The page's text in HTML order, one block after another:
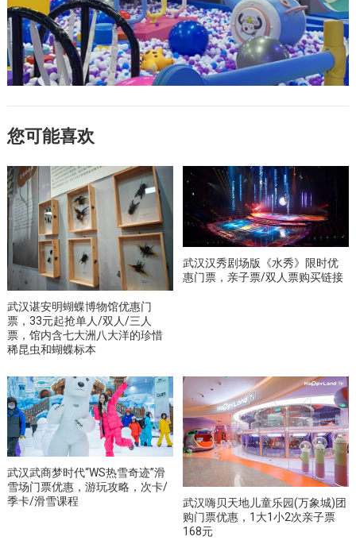
您可能喜欢
武汉谌安明蝴蝶博物馆优惠门
票，33元起抢单人/双人/三人
票，馆内含七大洲八大洋的珍惜
稀昆虫和蝴蝶标本
武汉汉秀剧场版《水秀》限时优
惠门票，亲子票/双人票购买链接
武汉武商梦时代“WS热雪奇迹”滑
雪场门票优惠，游玩攻略，次卡/
季卡/滑雪课程
武汉嗨贝天地儿童乐园(万象城)团
购门票优惠，1大1小2次亲子票
168元